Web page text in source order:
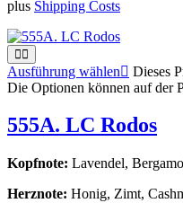
plus Shipping Costs
Ausführung wählen
Dieses
Die Optionen können auf der
555A. LC Rodos
Kopfnote: Lavendel,
Herznote: Honig, Zimt,